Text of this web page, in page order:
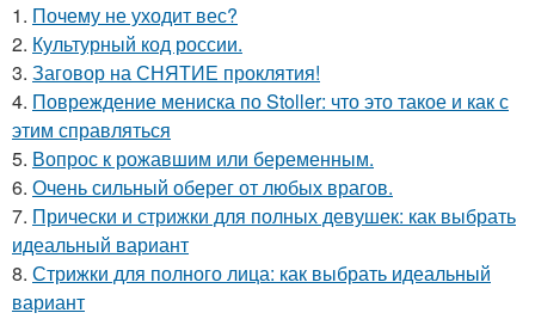
1. Почему не уходит вес?
2. Культурный код россии.
3. Заговор на СНЯТИЕ проклятия!
4. Повреждение мениска по Stoller: что это такое и как с
этим справляться
5. Вопрос к рожавшим или беременным.
6. Очень сильный оберег от любых врагов.
7. Прически и стрижки для полных девушек: как выбрать
идеальный вариант
8. Стрижки для полного лица: как выбрать идеальный
вариант